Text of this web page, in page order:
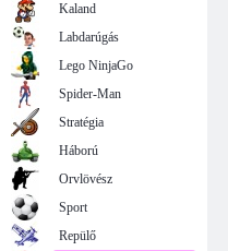
Kaland
Labdarúgás
Lego NinjaGo
Spider-Man
Stratégia
Háború
Orvlövész
Sport
Repülő